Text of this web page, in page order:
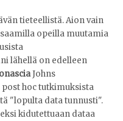
tieteellistä. Aion vain
opeilla muutamia
lähellä on edelleen
Johns
hoc tutkimuksista
"lopulta data tunnusti".
kidutettuaan dataa